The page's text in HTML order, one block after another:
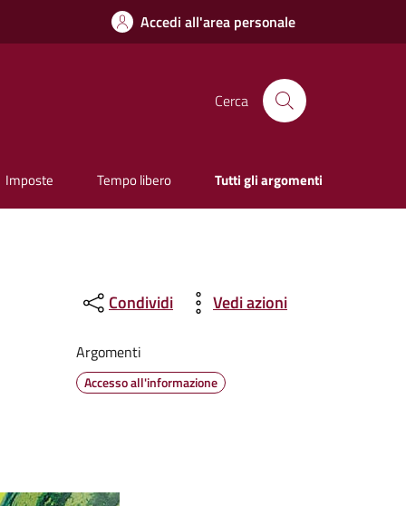
Accedi all'area personale
Cerca
Imposte Tempo libero Tutti gli argomenti
Condividi Vedi azioni
Argomenti
Accesso all'informazione